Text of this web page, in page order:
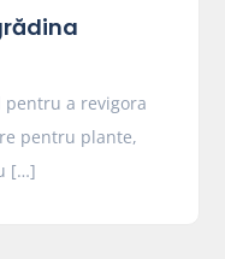
pentru a revigora
pentru plante,
[…]